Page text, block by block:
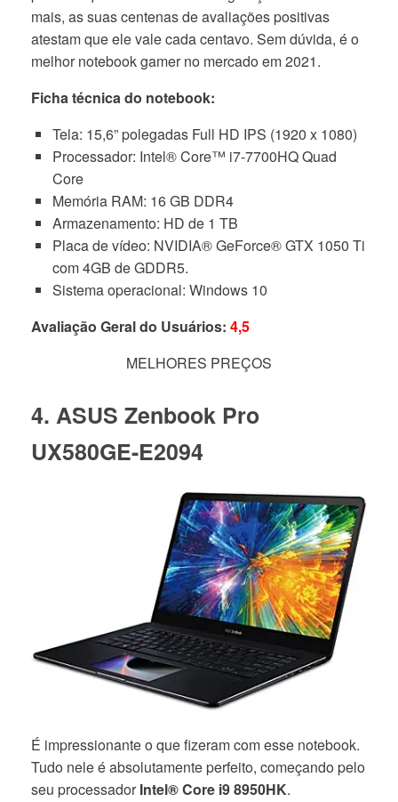
mais, as suas centenas de avaliações positivas
atestam que ele vale cada centavo. Sem dúvida, é o
melhor notebook gamer no mercado em 2021.
Ficha técnica do notebook:
Tela: 15,6” polegadas Full HD IPS (1920 x 1080)
Processador: Intel® Core™ i7-7700HQ Quad
Core
Memória RAM: 16 GB DDR4
Armazenamento: HD de 1 TB
Placa de vídeo: NVIDIA® GeForce® GTX 1050 Ti
com 4GB de GDDR5.
Sistema operacional: Windows 10
Avaliação Geral do Usuários: 4,5
MELHORES PREÇOS
4. ASUS Zenbook Pro
UX580GE-E2094
É impressionante o que fizeram com esse notebook.
Tudo nele é absolutamente perfeito, começando pelo
seu processadorIntel® Core i9 8950HK.